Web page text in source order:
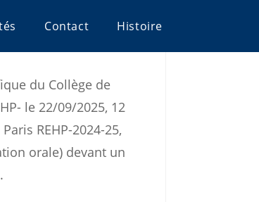
Contact Histoire
du Collège de
le 22/09/2025, 12
REHP-2024-25,
orale) devant un